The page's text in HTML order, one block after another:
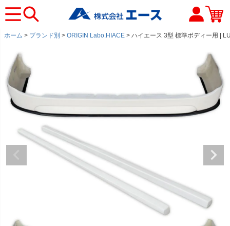
ホーム ブランド別 ORIGIN Labo.HIACE ハイエース 3型 標準ボディー用 |